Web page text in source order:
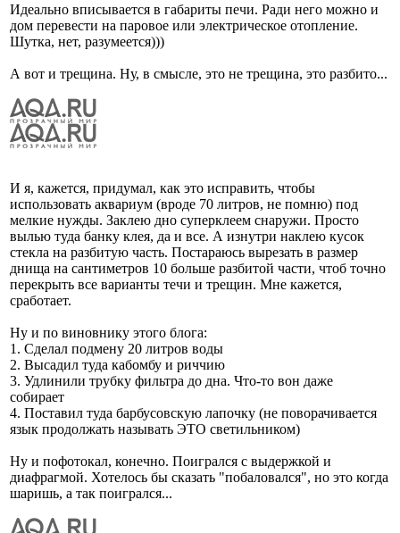
Идеально вписывается в габариты печи. Ради него можно и
дом перевести на паровое или электрическое отопление.
Шутка, нет, разумеется)))
А вот и трещина. Ну, в смысле, это не трещина, это разбито...
И я, кажется, придумал, как это исправить, чтобы
использовать аквариум (вроде 70 литров, не помню) под
мелкие нужды. Заклею дно суперклеем снаружи. Просто
вылью туда банку клея, да и все. А изнутри наклею кусок
стекла на разбитую часть. Постараюсь вырезать в размер
днища на сантиметров 10 больше разбитой части, чтоб точно
перекрыть все варианты течи и трещин. Мне кажется,
сработает.
Ну и по виновнику этого блога:
1. Сделал подмену 20 литров воды
2. Высадил туда кабомбу и риччию
3. Удлинили трубку фильтра до дна. Что-то вон даже
собирает
4. Поставил туда барбусовскую лапочку (не поворачивается
язык продолжать называть ЭТО светильником)
Ну и пофотокал, конечно. Поигрался с выдержкой и
диафрагмой. Хотелось бы сказать "побаловался", но это когда
шаришь, а так поигрался...